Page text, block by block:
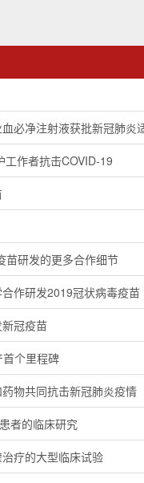
必净注射液获批新冠肺炎
作者抗击COVID-19
苗研发的更多合作细节
作研发2019冠状病毒疫苗
冠疫苗
个里程碑
物共同抗击新冠肺炎疫情
者的临床研究
疗的大型临床试验